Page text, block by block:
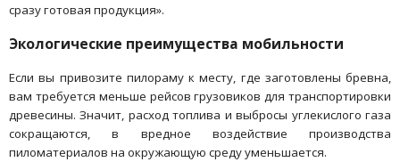
сразу готовая продукция».
Экологические преимущества мобильности
Если вы привозите пилораму к месту, где заготовлены бревна,
вам требуется меньше рейсов грузовиков для транспортировки
древесины. Значит, расход топлива и выбросы углекислого газа
сокращаются, в вредное воздействие производства
пиломатериалов на окружающую среду уменьшается.